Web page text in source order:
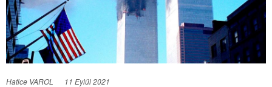
Hatice VAROL 11 Eylül 2021